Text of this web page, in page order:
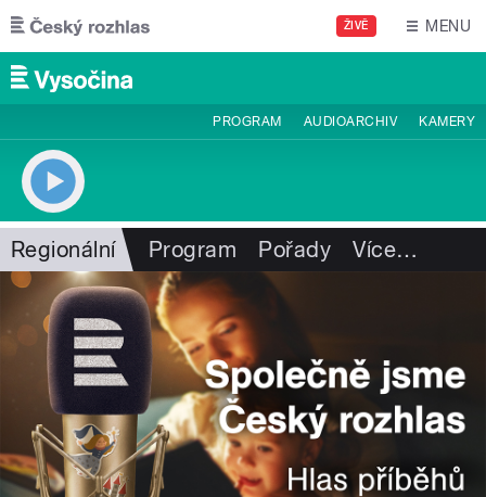
Přejít k hlavnímu obsahu
ŽIVĚ MENU
PROGRAM AUDIOARCHIV KAMERY
Regionální Program Pořady Více…